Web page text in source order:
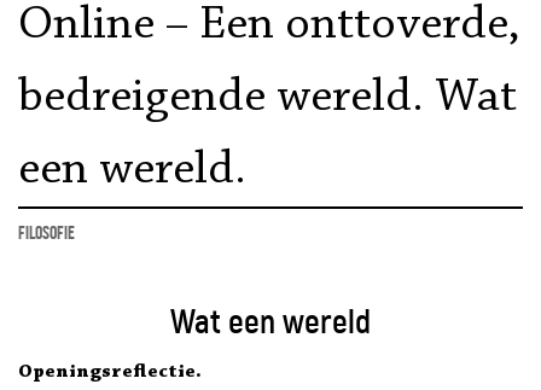
Aktief
Online – Een onttoverde,
bedreigende wereld. Wat
een wereld.
filosofie
Wat een wereld
Openingsreflectie.